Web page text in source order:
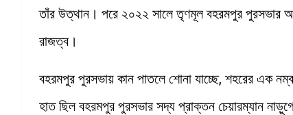
তাঁর উত্থান। পরে ২০২২ সালে তৃণমূল বহরমপুর পুরসভার
রাজত্ব।
বহরমপুর পুরসভায় কান পাতলে শোনা যাচ্ছে, শহরের এক
হাত ছিল বহরমপুর পুরসভার সদ্য প্রাক্তন চেয়ারম্যান